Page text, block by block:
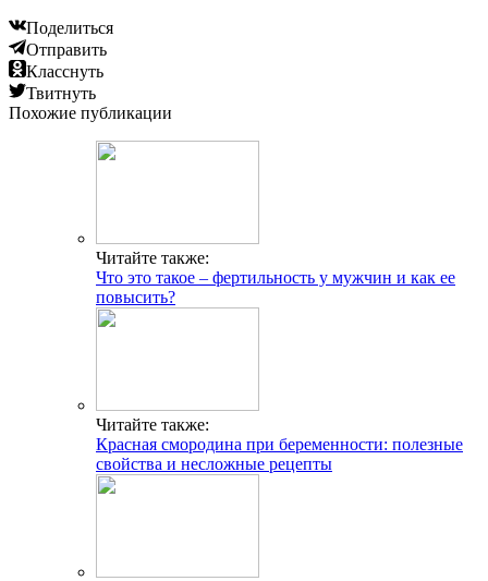
Поделиться
Отправить
Класснуть
Твитнуть
Похожие публикации
Читайте также:
Что это такое – фертильность у мужчин и как ее
повысить?
Читайте также:
Красная смородина при беременности: полезные
свойства и несложные рецепты